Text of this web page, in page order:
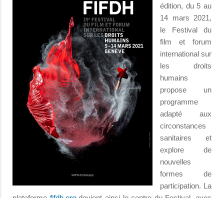
édition, du 5 au
14 mars 2021,
le Festival du
film et forum
international sur
les droits
humains
propose un
programme
adapté aux
circonstances
sanitaires et
explore de
nouvelles
formes de
participation. La